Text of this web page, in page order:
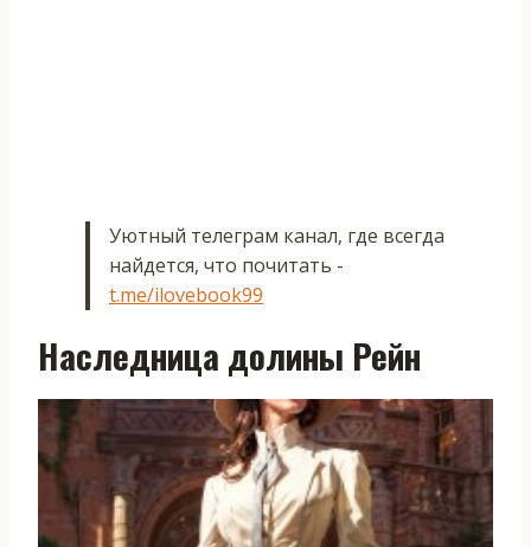
Уютный телеграм канал, где всегда
найдется, что почитать -
t.me/ilovebook99
Наследница долины Рейн